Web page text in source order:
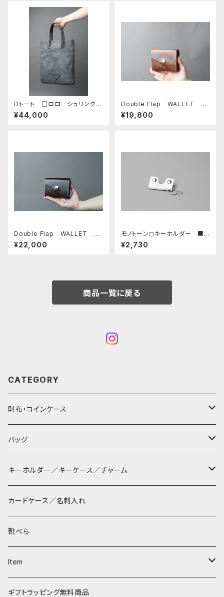
Dトート □ロロ シュリンク・
ブラック／ブラックN□
¥44,000
Double Flap WALLET
□IBIZA NOCE□
¥19,800
Double Flap WALLET □
サドルダーブラ-ブラウン-ゴール
ド□
¥22,000
モノトーン◻︎キーホルダー ■
ホワイト■
¥2,730
商品一覧に戻る
CATEGORY
財布・コインケース
コンパクト財布
長財布
マペン
薄財布
タシュイー
コインケース
ディバ
ワンタッチ コインケース
ダイアパース
タシュイー
バッグ
サコッシュ
巾着バッグ
ショルダーバッグ
トートバッグ
チェーンバッグ
キーホルダー／キーケース／チャーム
パッチン キーリング
ダルマキーリング
３つ折りキーケース
リールキーケース
カードケース／名刺入れ
靴べら
Item
リップケース
ギフトラッピング無料商品